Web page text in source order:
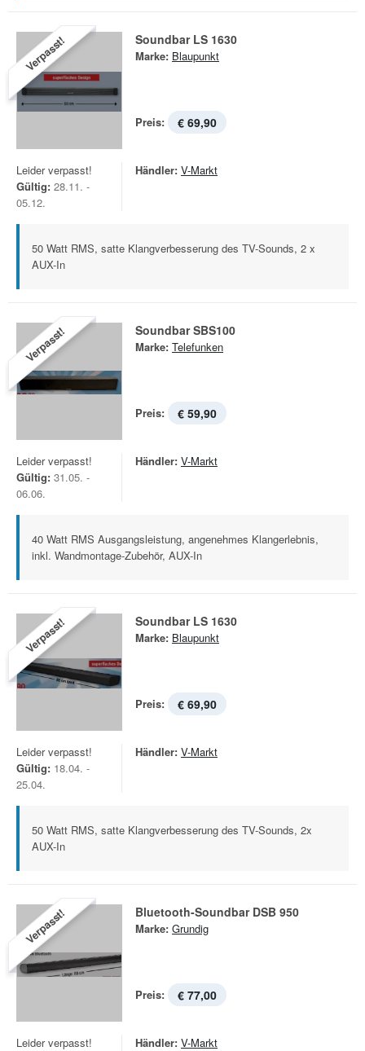
Verpasst! Soundbar LS 1630
Marke: Blaupunkt
Preis: € 69,90
Leider verpasst!
Gültig: 28.11. -
05.12.
Händler: V-Markt
50 Watt RMS, satte Klangverbesserung des TV-Sounds, 2 x
AUX-In
Verpasst! Soundbar SBS100
Marke: Telefunken
Preis: € 59,90
Leider verpasst!
Gültig: 31.05. -
06.06.
Händler: V-Markt
40 Watt RMS Ausgangsleistung, angenehmes Klangerlebnis,
inkl. Wandmontage-Zubehör, AUX-In
Verpasst! Soundbar LS 1630
Marke: Blaupunkt
Preis: € 69,90
Leider verpasst!
Gültig: 18.04. -
25.04.
Händler: V-Markt
50 Watt RMS, satte Klangverbesserung des TV-Sounds, 2x
AUX-In
Verpasst! Bluetooth-Soundbar DSB 950
Marke: Grundig
Preis: € 77,00
Leider verpasst!
Händler: V-Markt